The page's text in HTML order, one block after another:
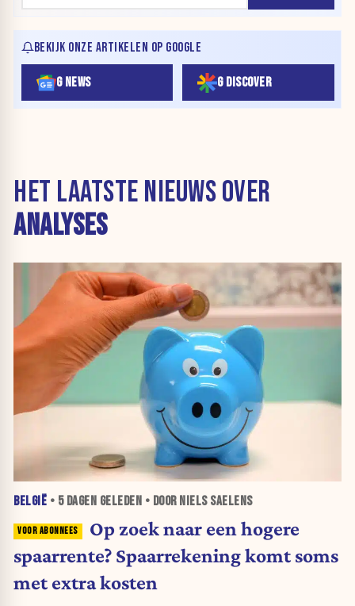
BEKIJK ONZE ARTIKELEN OP GOOGLE
G NEWS G DISCOVER
HET LAATSTE NIEUWS OVER
ANALYSES
BELGIË • 5 DAGEN GELEDEN • DOOR NIELS SAELENS
Op zoek naar een hogere
spaarrente? Spaarrekening komt soms
met extra kosten